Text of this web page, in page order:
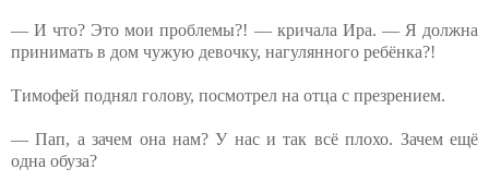
— И что? Это мои проблемы?! — кричала Ира. — Я должна
принимать в дом чужую девочку, нагулянного ребёнка?!
Тимофей поднял голову, посмотрел на отца с презрением.
— Пап, а зачем она нам? У нас и так всё плохо. Зачем ещё
одна обуза?